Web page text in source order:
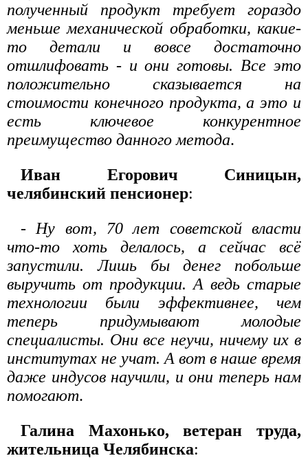
полученный продукт требует гораздо
меньше механической обработки, какие-
то детали и вовсе достаточно
отшлифовать - и они готовы. Все это
положительно сказывается на
стоимости конечного продукта, а это и
есть ключевое конкурентное
преимущество данного метода.
Иван Егорович Синицын,
челябинский пенсионер:
- Ну вот, 70 лет советской власти
что-то хоть делалось, а сейчас всё
запустили. Лишь бы денег побольше
выручить от продукции. А ведь старые
технологии были эффективнее, чем
теперь придумывают молодые
специалисты. Они все неучи, ничему их в
институтах не учат. А вот в наше время
даже индусов научили, и они теперь нам
помогают.
Галина Махонько, ветеран труда,
жительница Челябинска: